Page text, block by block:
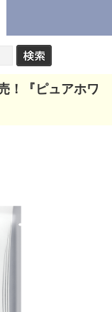
！『ピュアホワ